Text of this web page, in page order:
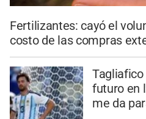
Fertilizantes: cayó el
costo de las compras
Tagliafico
futuro en
me da